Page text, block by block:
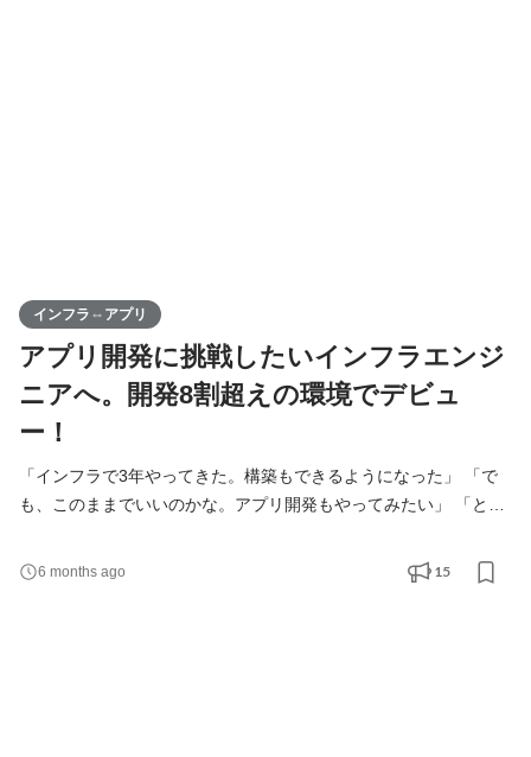
＜キャリアは関係なし。完全ポテンシャル採用です＞ わのせんす
インフラ⇔アプリ
アプリ開発に挑戦したいインフラエンジ
ニアへ。開発8割超えの環境でデビュ
ー！
「インフラで3年やってきた。構築もできるようになった」 「で
も、このままでいいのかな。アプリ開発もやってみたい」 「とは
ているインフラエンジニアのあなたへ。 “挑戦できる環境”で、一
6 months ago 15